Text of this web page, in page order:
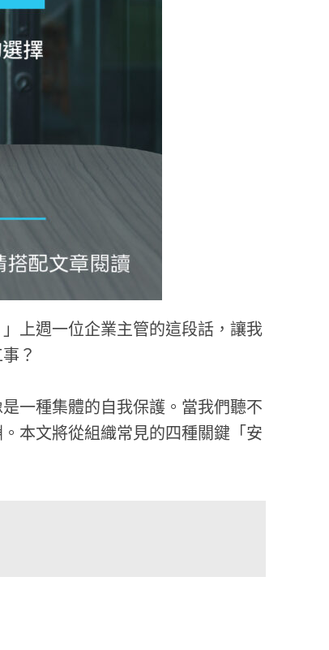
上週一位企業主管的這段話，讓我
？
一種集體的自我保護。當我們聽不
本文將從組織常見的四種關鍵「安